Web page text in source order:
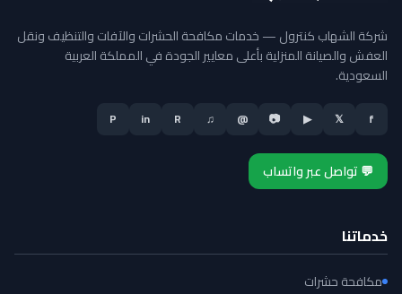
شركة الشهاب كنترول — خدمات مكافحة الحشرات والآفات والتنظيف ونقل
العفش والصيانة المنزلية بأعلى معايير الجودة في المملكة العربية
السعودية.
f
𝕏
▶
📷
@
♫
R
in
P
💬 تواصل عبر واتساب
خدماتنا
مكافحة حشرات